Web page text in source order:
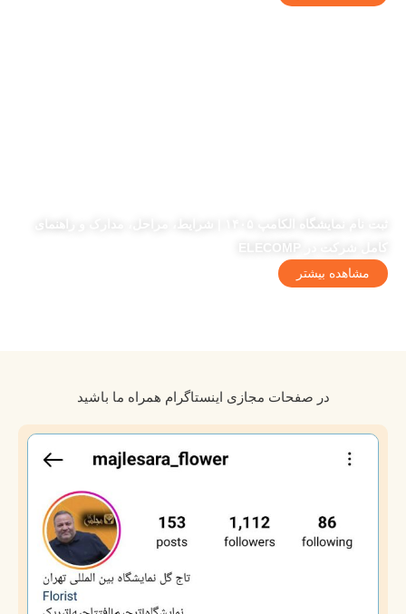
ثبت نام نمایشگاه الکامپ ۱۴۰۵ | شرایط، مراحل، مدارک و راهنمای
مشاهده بیشتر
در صفحات مجازی اینستاگرام همراه ما باشید